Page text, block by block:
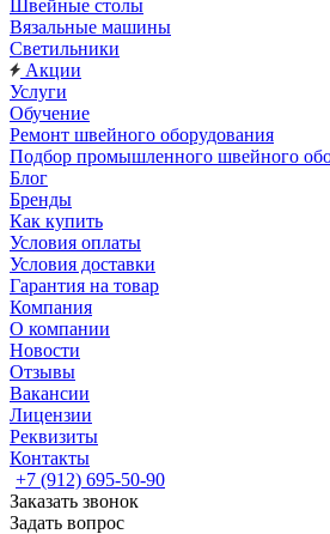
Швейные столы
Вязальные машины
Светильники
Акции
Услуги
Обучение
Ремонт швейного оборудования
Подбор промышленного швейного
Блог
Бренды
Как купить
Условия оплаты
Условия доставки
Гарантия на товар
Компания
О компании
Новости
Отзывы
Вакансии
Лицензии
Реквизиты
Контакты
+7 (912) 695-50-90
Заказать звонок
Задать вопрос